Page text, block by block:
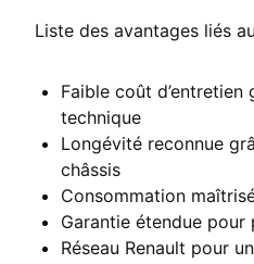
Liste des avantages liés
Faible coût
technique
Longévité reconnue
châssis
Consommation
Garantie étendue pour
Réseau Renault pour